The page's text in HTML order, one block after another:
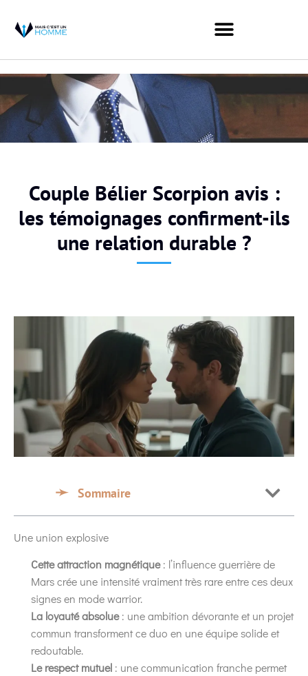
Couple Bélier Scorpion avis :
les témoignages confirment-ils
une relation durable ?
Sommaire
Une union explosive
Cette attraction magnétique: l’influence guerrière de
Mars crée une intensité vraiment très rare entre ces deux
signes en mode warrior.
La loyauté absolue: une ambition dévorante et un projet
commun transforment ce duo en une équipe solide et
redoutable.
Le respect mutuel : une communication franche permet